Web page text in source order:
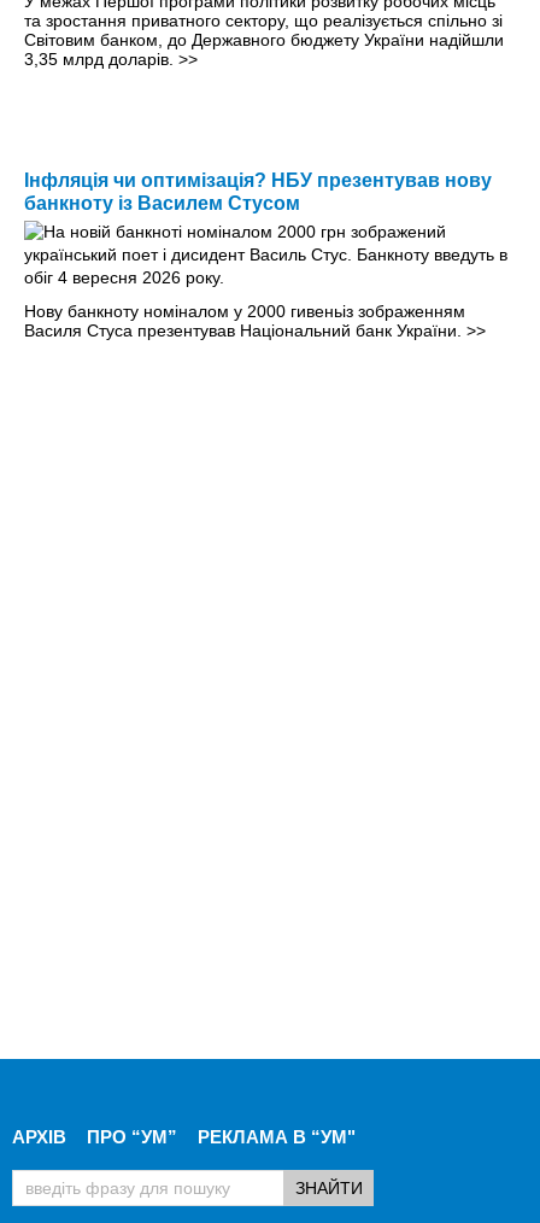
та зростання приватного сектору, що реалізується спільно зі
Світовим банком, до Державного бюджету України надійшли
3,35 млрд доларів. >>
Інфляція чи оптимізація? НБУ презентував нову
банкноту із Василем Стусом
Нову банкноту номіналом у 2000 гивеньіз зображенням
Василя Стуса презентував Національний банк України. >>
АРХІВ ПРО “УМ” РЕКЛАМА В “УМ"